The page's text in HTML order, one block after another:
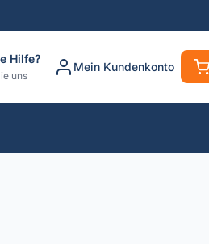
Hilfe?
uns
Mein Kundenkonto